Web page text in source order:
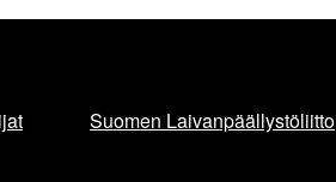
Suomen Laivanpäällystöliitto